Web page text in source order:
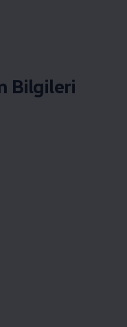
Bilgileri